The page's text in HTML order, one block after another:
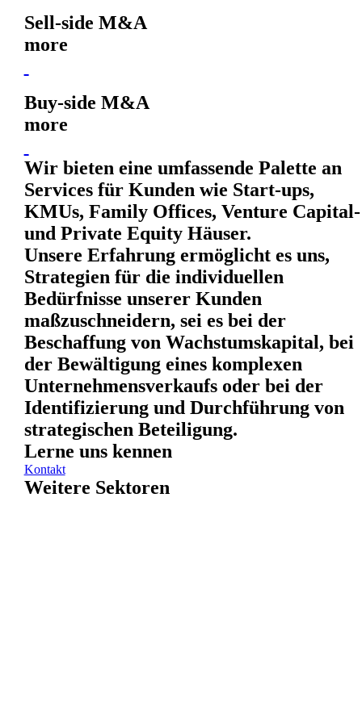
Sell-side M&A​
more
Buy-side M&A​
more
Wir bieten eine umfassende Palette an
Services für Kunden wie Start-ups,
KMUs, Family Offices, Venture Capital-
und Private Equity Häuser.
Unsere Erfahrung ermöglicht es uns,
Strategien für die individuellen
Bedürfnisse unserer Kunden
maßzuschneidern, sei es bei der
Beschaffung von Wachstumskapital, bei
der Bewältigung eines komplexen
Unternehmensverkaufs oder bei der
Identifizierung und Durchführung von
strategischen Beteiligung.
Lerne uns kennen
Kontakt
Weitere Sektoren